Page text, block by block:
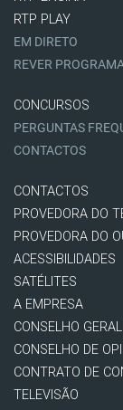
RTP PLAY
EM DIRETO
REVER
CONCURSOS
PERGUNTAS
CONTACTOS
CONTACTOS
PROVEDORA DO
PROVEDORA DO
ACESSIBILIDADES
SATÉLITES
A EMPRESA
CONSELHO
CONSELHO DE
CONTRATO DE
TELEVISÃO